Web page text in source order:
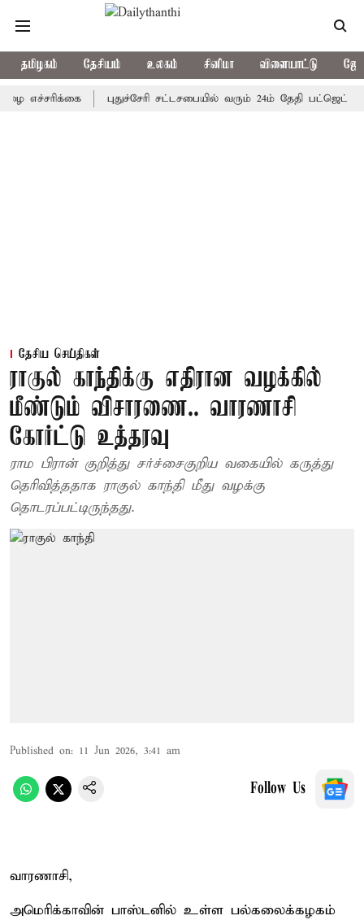
தமிழகம் தேசியம் உலகம் சினிமா விளையாட்டு
புதுச்சேரி சட்டசபையில் வரும் 24ம் தேதி பட்ஜெட்
தேசிய செய்திகள்
ராகுல் காந்திக்கு எதிரான வழக்கில்
மீண்டும் விசாரணை.. வாரணாசி
கோர்ட்டு உத்தரவு
ராம பிரான் குறித்து சர்ச்சைகுறிய வகையில் கருத்து
தெரிவித்ததாக ராகுல் காந்தி மீது வழக்கு
தொடரப்பட்டிருந்தது.
Published on: 11 Jun 2026, 3:41 am
Follow Us
வாரணாசி,
அமெரிக்காவின் பாஸ்டனில் உள்ள பல்கலைக்கழகம்